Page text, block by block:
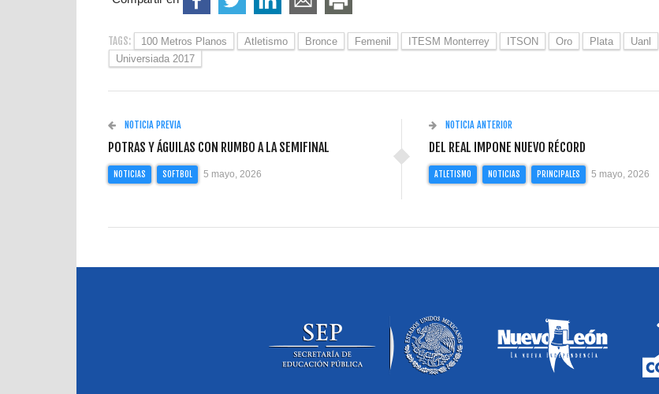
TAGS: 100 Metros Planos Atletismo Bronce Femenil ITESM Monterrey ITSON Oro Plata Uanl
Universiada 2017
NOTICIA PREVIA
POTRAS Y ÁGUILAS CON RUMBO A LA SEMIFINAL
NOTICIAS SOFTBOL 5 mayo, 2026
NOTICIA ANTERIOR
DEL REAL IMPONE NUEVO RÉCORD
ATLETISMO NOTICIAS PRINCIPALES 5 mayo, 2026